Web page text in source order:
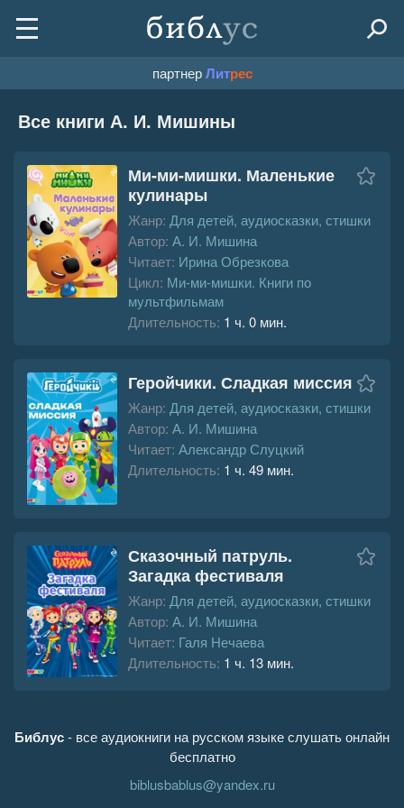
партнерЛитрес
Все книги А. И. Мишины
Ми-ми-мишки. Маленькие
кулинары
Жанр: Для детей, аудиосказки, стишки
Автор: А. И. Мишина
Читает: Ирина Обрезкова
Цикл: Ми-ми-мишки. Книги по
мультфильмам
Длительность: 1 ч. 0 мин.
Геройчики. Сладкая миссия
Жанр: Для детей, аудиосказки, стишки
Автор: А. И. Мишина
Читает: Александр Слуцкий
Длительность: 1 ч. 49 мин.
Сказочный патруль.
Загадка фестиваля
Жанр: Для детей, аудиосказки, стишки
Автор: А. И. Мишина
Читает: Галя Нечаева
Длительность: 1 ч. 13 мин.
Библус- все аудиокниги на русском языке слушать онлайн
бесплатно
biblusbablus@yandex.ru